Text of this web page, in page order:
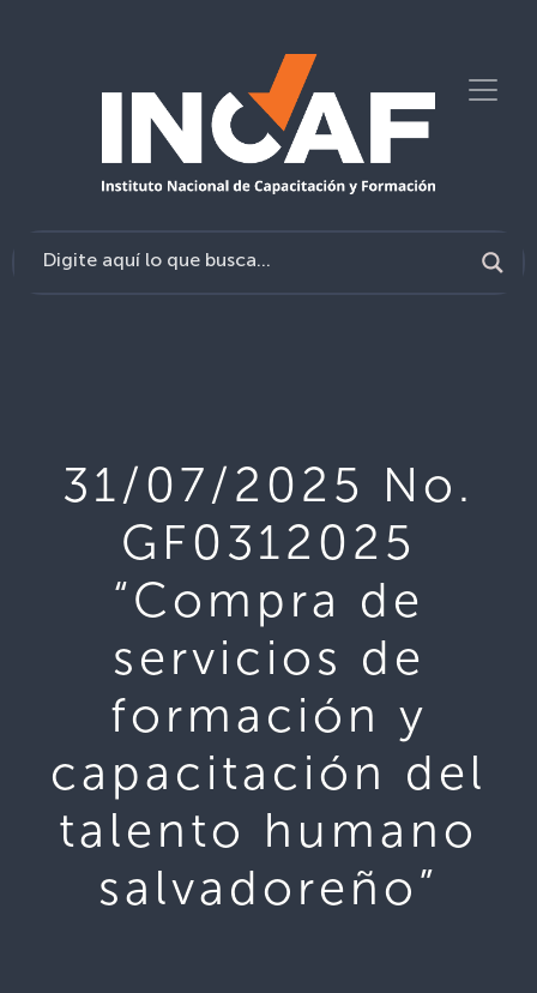
31/07/2025 No.
GF0312025
“Compra de
servicios de
formación y
capacitación del
talento humano
salvadoreño”